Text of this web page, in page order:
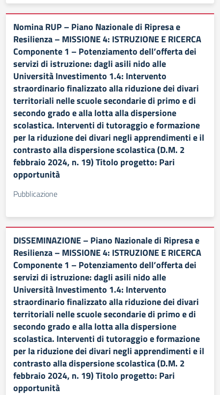
Nomina RUP – Piano Nazionale di Ripresa e
Resilienza – MISSIONE 4: ISTRUZIONE E RICERCA
Componente 1 – Potenziamento dell’offerta dei
servizi di istruzione: dagli asili nido alle
Università Investimento 1.4: Intervento
straordinario finalizzato alla riduzione dei divari
territoriali nelle scuole secondarie di primo e di
secondo grado e alla lotta alla dispersione
scolastica. Interventi di tutoraggio e formazione
per la riduzione dei divari negli apprendimenti e il
contrasto alla dispersione scolastica (D.M. 2
febbraio 2024, n. 19) Titolo progetto: Pari
opportunità
Pubblicazione
DISSEMINAZIONE – Piano Nazionale di Ripresa e
Resilienza – MISSIONE 4: ISTRUZIONE E RICERCA
Componente 1 – Potenziamento dell’offerta dei
servizi di istruzione: dagli asili nido alle
Università Investimento 1.4: Intervento
straordinario finalizzato alla riduzione dei divari
territoriali nelle scuole secondarie di primo e di
secondo grado e alla lotta alla dispersione
scolastica. Interventi di tutoraggio e formazione
per la riduzione dei divari negli apprendimenti e il
contrasto alla dispersione scolastica (D.M. 2
febbraio 2024, n. 19) Titolo progetto: Pari
opportunità